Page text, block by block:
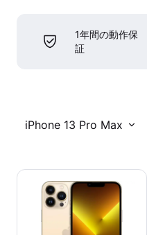
1年間の動作保
証
iPhone 13 Pro Max